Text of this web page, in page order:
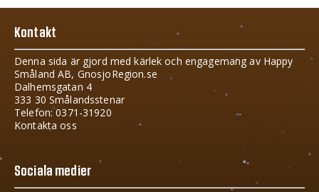
Kontakt
Denna sida är gjord med kärlek och engagemang av Happy
Småland AB, GnosjoRegion.se
Dalhemsgatan 4
333 30 Smålandsstenar
Telefon: 0371-31920
Kontakta oss
Sociala medier